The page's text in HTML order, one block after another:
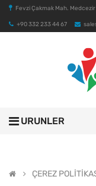
Fevzi Çakmak Mah.
+90 332 233 44 67
URUNLER
ÇEREZ